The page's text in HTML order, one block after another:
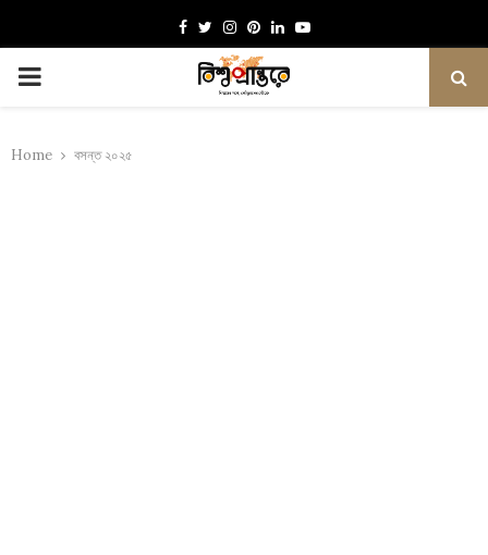
Facebook
TwitterInstagram
Pinterest
LinkedinYoutube
PRIMARY
Home বসন্ত ২০২৫